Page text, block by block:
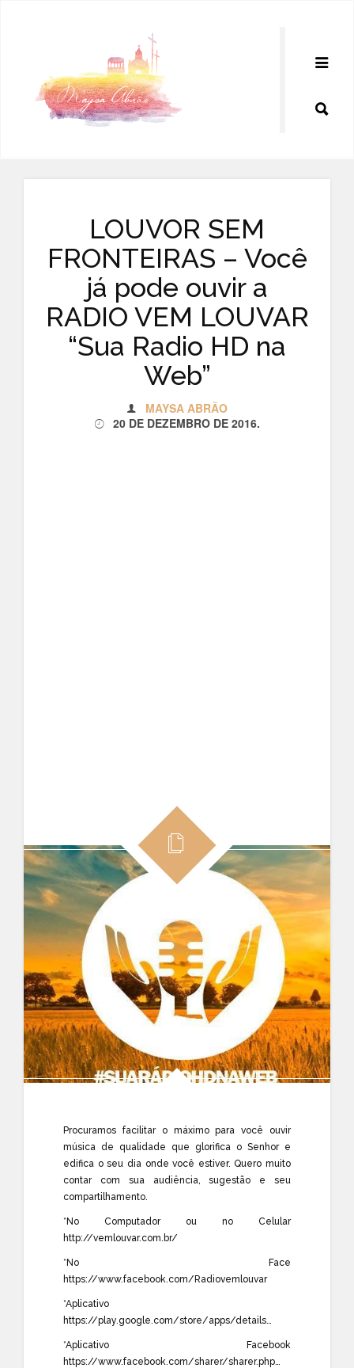
LOUVOR SEM
FRONTEIRAS – Você
já pode ouvir a
RADIO VEM LOUVAR
“Sua Radio HD na
Web”
MAYSA ABRÃO
20 DE DEZEMBRO DE 2016.
Procuramos facilitar o máximo para você ouvir
música de qualidade que glorifica o Senhor e
edifica o seu dia onde você estiver. Quero muito
contar com sua audiência, sugestão e seu
compartilhamento.
*No Computador ou no Celular
http://vemlouvar.com.br/
*No Face
https://www.facebook.com/Radiovemlouvar
*Aplicativo
https://play.google.com/store/apps/details…
*Aplicativo Facebook
https://www.facebook.com/sharer/sharer.php…